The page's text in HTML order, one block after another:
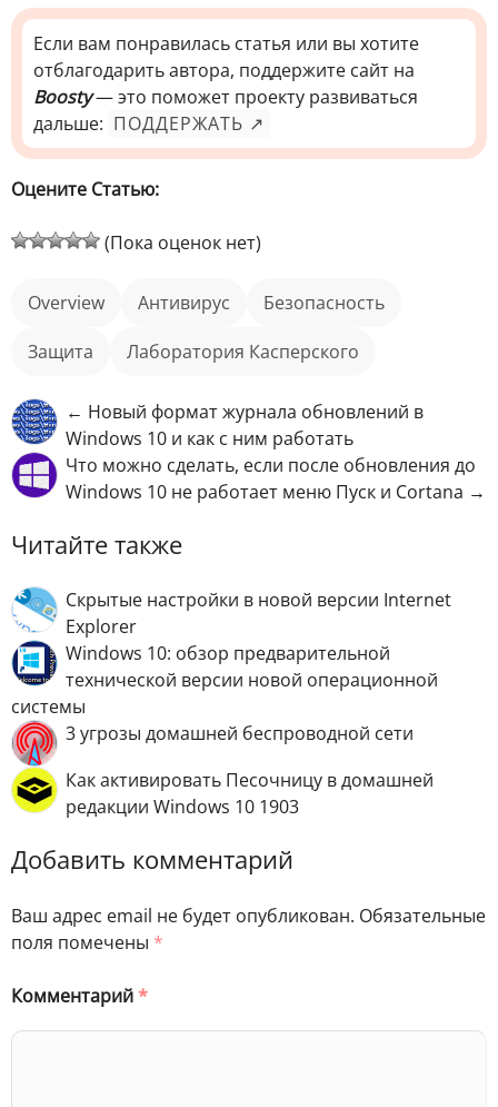
Если вам понравилась статья или вы хотите
отблагодарить автора, поддержите сайт на
Boosty— это поможет проекту развиваться
дальше: ПОДДЕРЖАТЬ ↗
Оцените Статью:
(Пока оценок нет)
Overview антивирус
безопасность
Защита
Лаборатория Касперского
← Новый формат журнала обновлений в
Windows 10 и как с ним работать
Что можно сделать, если после обновления до
Windows 10 не работает меню Пуск и Cortana →
Читайте также
Скрытые настройки в новой версии Internet
Explorer
Windows 10: обзор предварительной
технической версии новой операционной
системы
3 угрозы домашней беспроводной сети
Как активировать Песочницу в домашней
редакции Windows 10 1903
Добавить комментарий
Ваш адрес email не будет опубликован. Обязательные
поля помечены *
Комментарий*